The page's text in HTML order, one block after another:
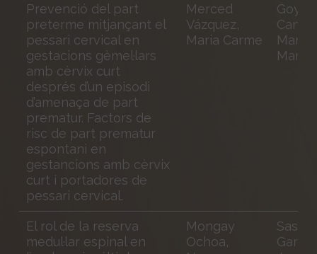
Prevenció del part
preterme mitjançant el
pessari cervical en
gestacions gèmel·lars
amb cèrvix curt
després d’un episodi
d’amenaça de part
prematur. Factors de
risc de part prematur
espontani en
gestancions amb cèrvix
curt i portadores de
pessari cervical.
Merced
Vázquez,
Maria Carme
Goya
Maria
Mar
El rol de la reserva
medul·lar espinal en
Mongay
Ochoa,
Sastre